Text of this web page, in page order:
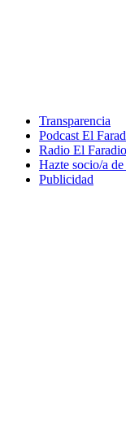
Transparencia
Podcast El
Radio El Faradio
Hazte socio/a
Publicidad